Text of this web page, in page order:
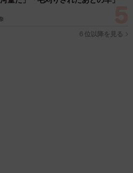
６位以降を見る